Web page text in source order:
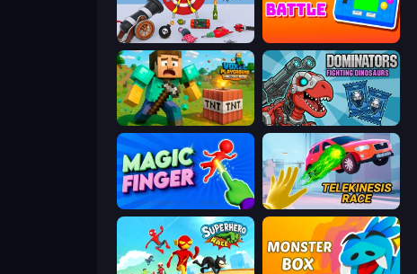
Smash Guy: Ragdoll Punch Hero Retro Battle
Voxel Playground: Ragdoll Noob Dominators: Fighting Dinosaurs
Magic Finger 3D Telekinesis Race 3D